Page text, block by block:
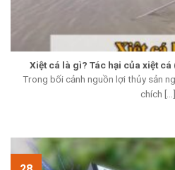
Xiệt cá là gì? Tác hại của xiệt
Trong bối cảnh nguồn lợi thủy sản
chích [...]